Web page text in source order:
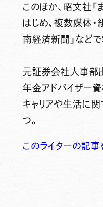
このほか、昭文社「
はじめ、複数媒体・
南経済新聞」などで
元証券会社人事部
年金アドバイザー資
キャリアや生活に
つ。
このライターの記